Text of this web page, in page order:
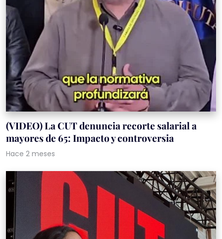
(VIDEO) La CUT denuncia recorte salarial a
mayores de 65: Impacto y controversia
Hace 2 meses